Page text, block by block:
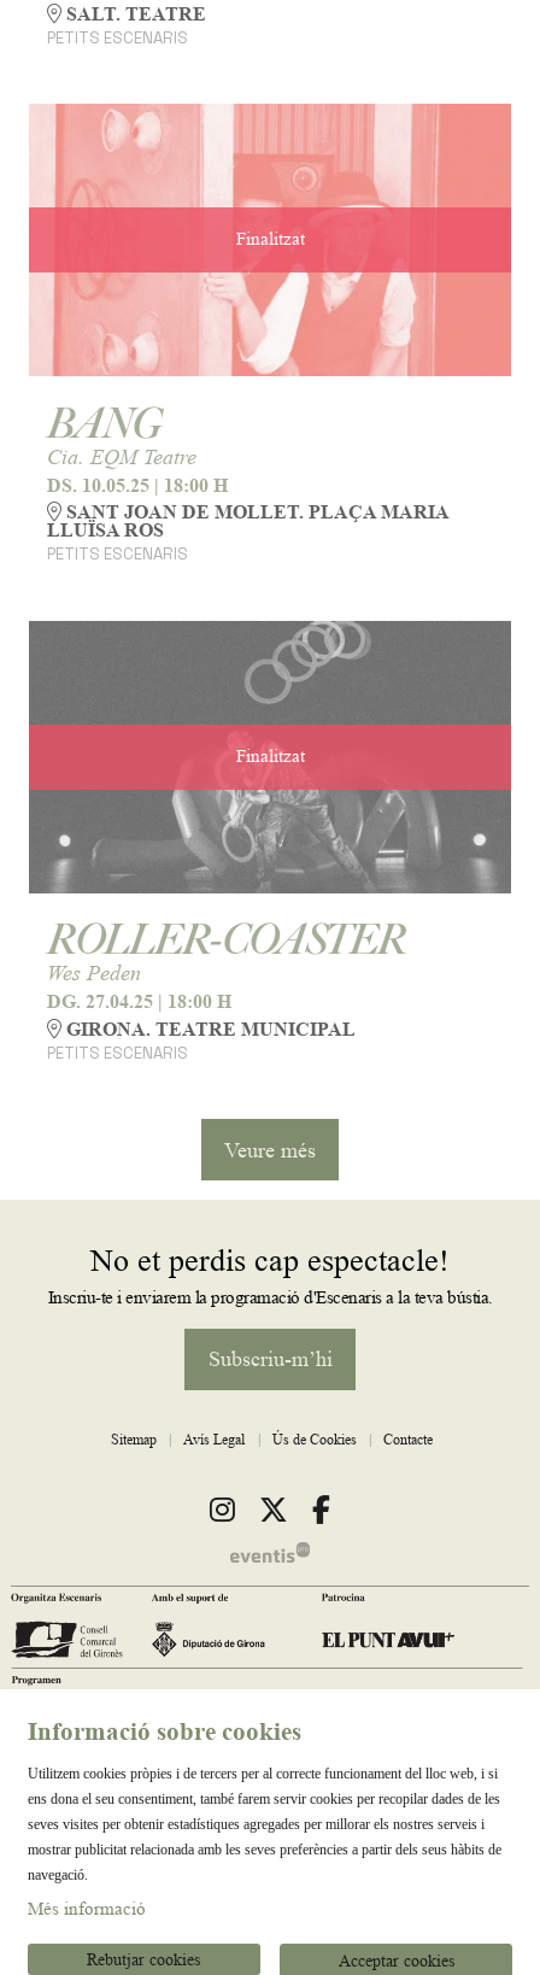
SALT. TEATRE
PETITS ESCENARIS
Finalitzat
BANG
Cia. EQM Teatre
DS. 10.05.25 | 18:00 H
SANT JOAN DE MOLLET. PLAÇA MARIA
LLUÏSA ROS
PETITS ESCENARIS
Finalitzat
ROLLER-COASTER
Wes Peden
DG. 27.04.25 | 18:00 H
GIRONA. TEATRE MUNICIPAL
PETITS ESCENARIS
Veure més
No et perdis cap espectacle!
Inscriu-te i enviarem la programació d'Escenaris a la teva bústia.
Subscriu-m’hi
Sitemap | Avís Legal | Ús de Cookies | Contacte
Link a instagram
Link a twitter
Link a facebook
Informació sobre cookies
Utilitzem cookies pròpies i de tercers per al correcte funcionament del lloc web, i si
ens dona el seu consentiment, també farem servir cookies per recopilar dades de les
seves visites per obtenir estadístiques agregades per millorar els nostres serveis i
mostrar publicitat relacionada amb les seves preferències a partir dels seus hàbits de
navegació.
Més informació
Acceptar cookies
Rebutjar cookies